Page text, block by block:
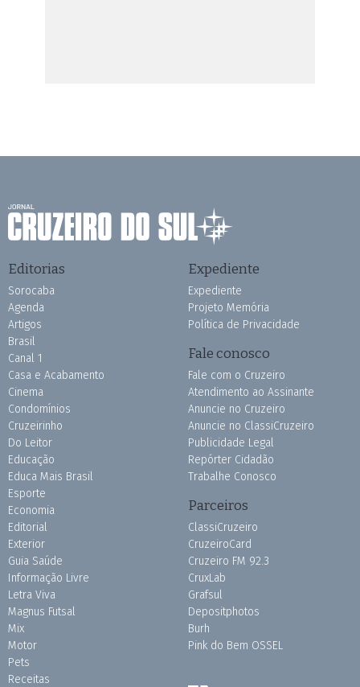
Editorias
Sorocaba
Agenda
Artigos
Brasil
Canal 1
Casa e Acabamento
Cinema
Condomínios
Cruzeirinho
Do Leitor
Educação
Educa Mais Brasil
Esporte
Economia
Editorial
Exterior
Guia Saúde
Informação Livre
Letra Viva
Magnus Futsal
Mix
Motor
Pets
Receitas
Expediente
Expediente
Projeto Memória
Política de Privacidade
Fale conosco
Fale com o Cruzeiro
Atendimento ao Assinante
Anuncie no Cruzeiro
Anuncie no ClassiCruzeiro
Publicidade Legal
Repórter Cidadão
Trabalhe Conosco
Parceiros
ClassiCruzeiro
CruzeiroCard
Cruzeiro FM 92.3
CruxLab
Grafsul
Depositphotos
Burh
Pink do Bem OSSEL